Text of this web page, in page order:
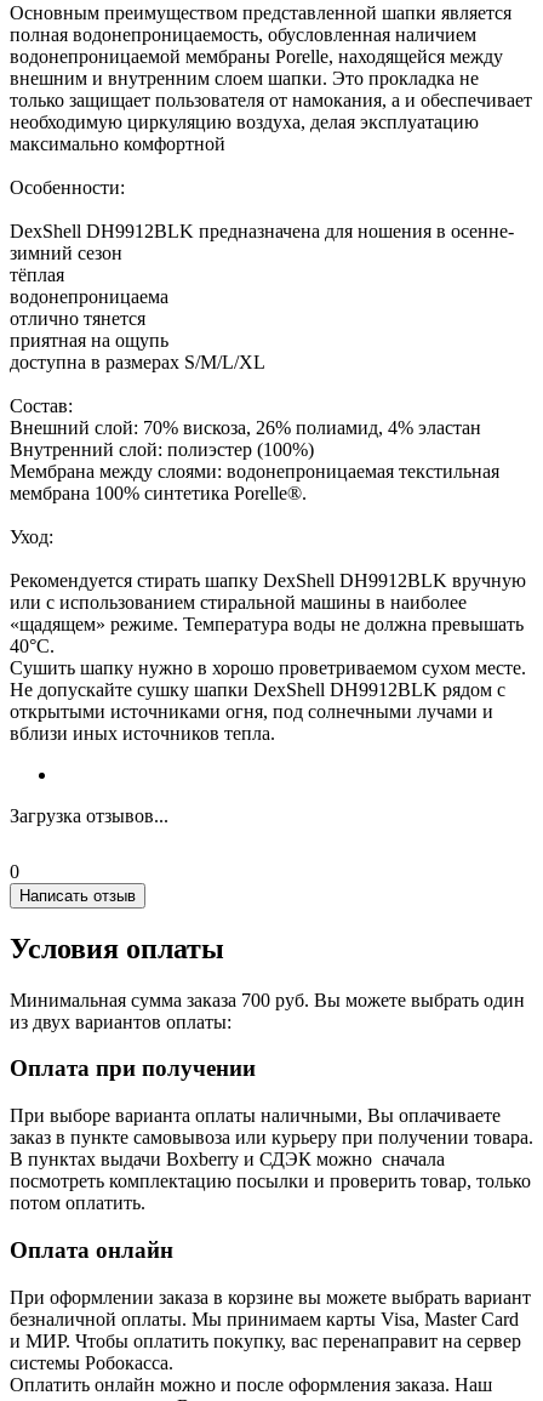
Основным преимуществом представленной шапки является
полная водонепроницаемость, обусловленная наличием
водонепроницаемой мембраны Porelle, находящейся между
внешним и внутренним слоем шапки. Это прокладка не
только защищает пользователя от намокания, а и обеспечивает
необходимую циркуляцию воздуха, делая эксплуатацию
максимально комфортной
Особенности:
DexShell DH9912BLK предназначена для ношения в осенне-
зимний сезон
тёплая
водонепроницаема
отлично тянется
приятная на ощупь
доступна в размерах S/M/L/XL
Состав:
Внешний слой: 70% вискоза, 26% полиамид, 4% эластан
Внутренний слой: полиэстер (100%)
Мембрана между слоями: водонепроницаемая текстильная
мембрана 100% синтетика Porelle®.
Уход:
Рекомендуется стирать шапку DexShell DH9912BLK вручную
или с использованием стиральной машины в наиболее
«щадящем» режиме. Температура воды не должна превышать
40°С.
Сушить шапку нужно в хорошо проветриваемом сухом месте.
Не допускайте сушку шапки DexShell DH9912BLK рядом с
открытыми источниками огня, под солнечными лучами и
вблизи иных источников тепла.
Загрузка отзывов...
0
Написать отзыв
Условия оплаты
Минимальная сумма заказа 700 руб. Вы можете выбрать один
из двух вариантов оплаты:
Оплата при получении
При выборе варианта оплаты наличными, Вы оплачиваете
заказ в пункте самовывоза или курьеру при получении товара.
В пунктах выдачи Boxberry и СДЭК можно сначала
посмотреть комплектацию посылки и проверить товар, только
потом оплатить.
Оплата онлайн
При оформлении заказа в корзине вы можете выбрать вариант
безналичной оплаты. Мы принимаем карты Visa, Master Card
и МИР. Чтобы оплатить покупку, вас перенаправит на сервер
системы Робокасса.
Оплатить онлайн можно и после оформления заказа. Наш